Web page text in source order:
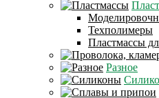
Техполимеры
Пластмассы
Разное